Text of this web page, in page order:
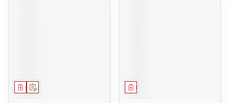
Sur prescription
Médicament Médicament